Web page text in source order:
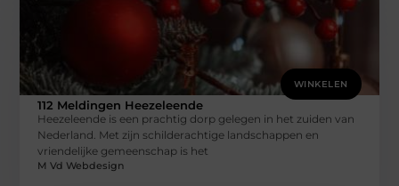
WINKELEN
112 Meldingen Heezeleende
Heezeleende is een prachtig dorp gelegen in het zuiden van
Nederland. Met zijn schilderachtige landschappen en
vriendelijke gemeenschap is het
M Vd Webdesign